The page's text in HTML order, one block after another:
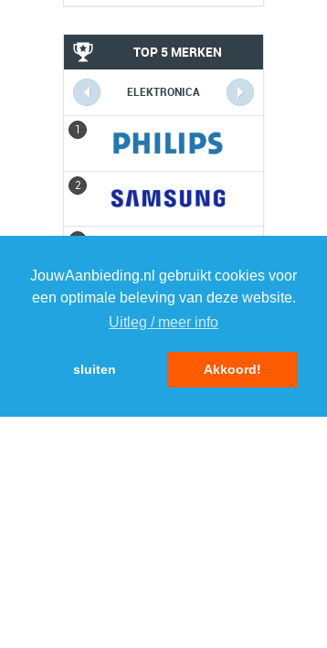
JouwAanbieding.nl gebruikt cookies voor
een optimale beleving van deze website.
Uitleg / meer info
sluiten Akkoord!
TOP 5 MERKEN
ELEKTRONICA
1
2
4 4
5